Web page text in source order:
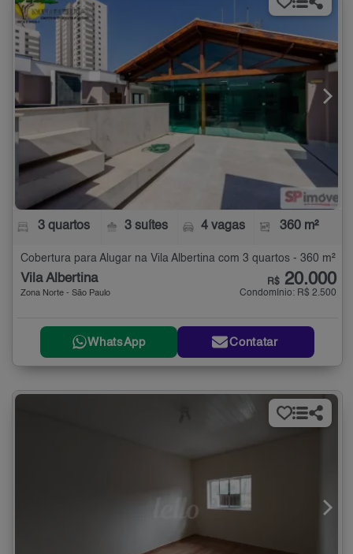
3 quartos 3 suítes 4 vagas 360 m²
Cobertura para Alugar na Vila Albertina com 3 quartos - 360 m²
Vila Albertina
Zona Norte - São Paulo
R$ 20.000
Condomínio: R$ 2.500
WhatsApp Contatar